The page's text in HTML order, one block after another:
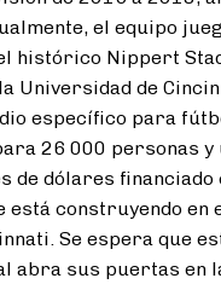
el equipo
histórico Nippert
Universidad de
específico para
26 000 personas y
de dólares financiado
está construyendo en
Se espera que
abra sus puertas en